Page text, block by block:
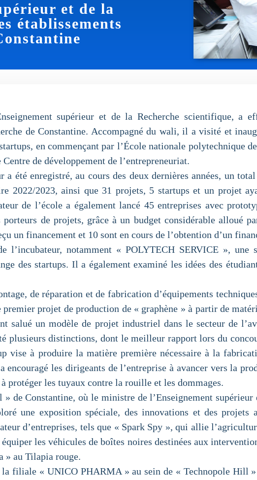
et de la
établissements
supérieur et de la Recherche scientifique, a
de Constantine. Accompagné du wali, il a visité et
en commençant par l’École nationale polytechnique
de développement de l’entrepreneuriat.
été enregistré, au cours des deux dernières années, un
2022/2023, ainsi que 31 projets, 5 startups et un projet
de l’école a également lancé 45 entreprises avec
de projets, grâce à un budget considérable alloué
un financement et 10 sont en cours de l’obtention d’un
l’incubateur, notamment « POLYTECH SERVICE », une
des startups. Il a également examiné les idées des
de réparation et de fabrication d’équipements
projet de production de « graphène » à partir de
salué un modèle de projet industriel dans le secteur de
plusieurs distinctions, dont le meilleur rapport lors du
vise à produire la matière première nécessaire à la
les dirigeants de l’entreprise à avancer vers la
protéger les tuyaux contre la rouille et les dommages.
de Constantine, où le ministre de l’Enseignement
une exposition spéciale, des innovations et des projets
d’entreprises, tels que « Spark Spy », qui allie
les véhicules de boîtes noires destinées aux
» au Tilapia rouge.
filiale « UNICO PHARMA » au sein de « Technopole Hill